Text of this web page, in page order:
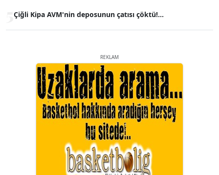
Çiğli Kipa AVM'nin deposunun çatısı çöktü!...
REKLAM